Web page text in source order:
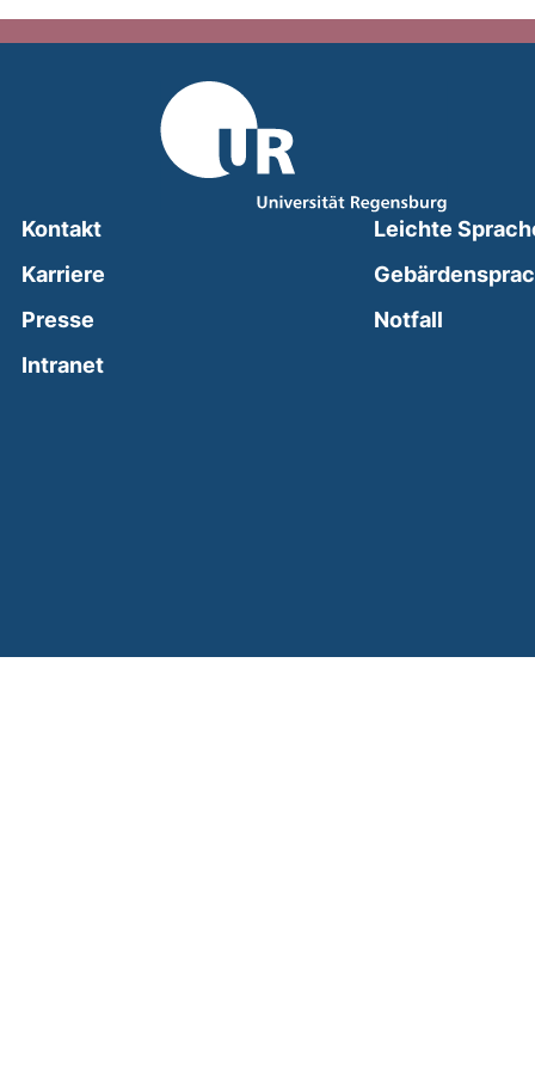
Kontakt
Karriere
Presse
Intranet(external link, opens in a new window)
Leichte
Notfall